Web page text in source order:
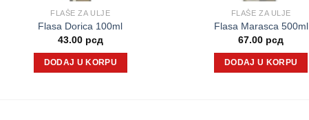
FLAŠE ZA ULJE
Flasa Dorica 100ml
43.00 рсд
DODAJ U KORPU
FLAŠE ZA ULJE
Flasa Marasca 500ml
67.00 рсд
DODAJ U KORPU